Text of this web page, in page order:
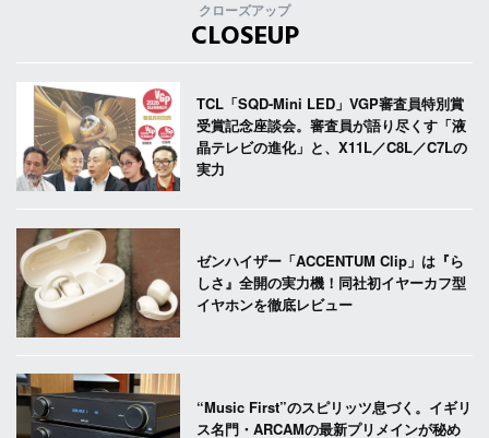
クローズアップ
CLOSEUP
TCL「SQD-Mini LED」VGP審査員特別賞
受賞記念座談会。審査員が語り尽くす「液
晶テレビの進化」と、X11L／C8L／C7Lの
実力
ゼンハイザー「ACCENTUM Clip」は『ら
しさ』全開の実力機！同社初イヤーカフ型
イヤホンを徹底レビュー
“Music First”のスピリッツ息づく。イギリ
ス名門・ARCAMの最新プリメインが秘め